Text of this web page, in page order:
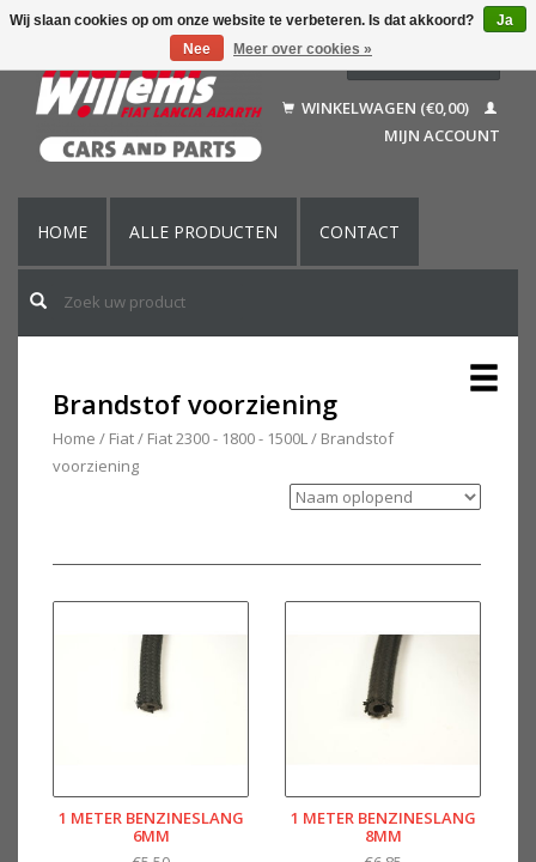
Français
English (US)
WINKELWAGEN (€0,00)
MIJN ACCOUNT
HOME ALLE PRODUCTEN CONTACT
Brandstof voorziening
Home / Fiat/ Fiat 2300 - 1800 - 1500L/ Brandstof
voorziening
1 METER BENZINESLANG
6MM
1 METER BENZINESLANG
8MM
Wij slaan cookies op om onze website te verbeteren. Is dat akkoord?
Ja
Nee
Meer over cookies »